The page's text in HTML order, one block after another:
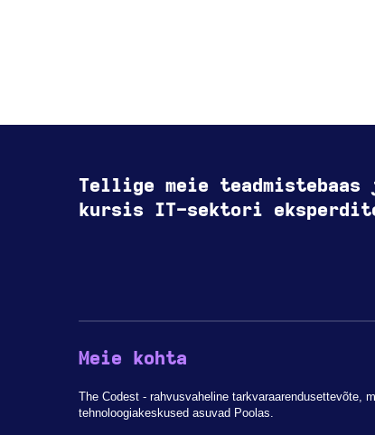
Tellige meie teadmistebaas
kursis IT-sektori
Meie kohta
The Codest - rahvusvaheline tarkvaraarendusettevõte,
tehnoloogiakeskused asuvad Poolas.